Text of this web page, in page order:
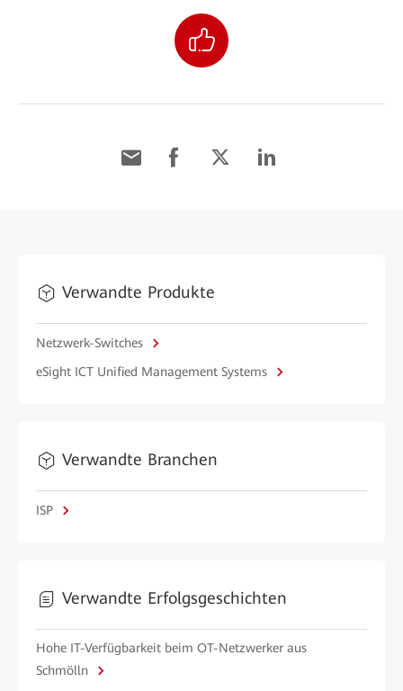
Verwandte Produkte
Netzwerk-Switches
eSight ICT Unified Management Systems
Verwandte Branchen
ISP
Verwandte Erfolgsgeschichten
Hohe IT-Verfügbarkeit beim OT-Netzwerker aus
Schmölln